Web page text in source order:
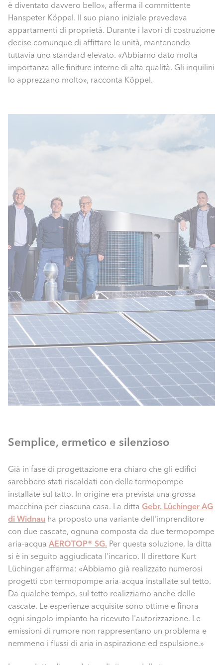
è diventato davvero bello», afferma il committente
Hanspeter Köppel. Il suo piano iniziale prevedeva
appartamenti di proprietà. Durante i lavori di costruzione
decise comunque di affittare le unità, mantenendo
tuttavia uno standard elevato. «Abbiamo dato molta
importanza alle finiture interne di alta qualità. Gli inquilini
lo apprezzano molto», racconta Köppel.
Semplice, ermetico e silenzioso
Già in fase di progettazione era chiaro che gli edifici
sarebbero stati riscaldati con delle termopompe
installate sul tatto. In origine era prevista una grossa
macchina per ciascuna casa. La ditta Gebr. Lüchinger AG
di Widnau ha proposto una variante dell'imprenditore
con due cascate, ognuna composta da due termopompe
aria-acqua AEROTOP® SG. Per questa soluzione, la ditta
si è in seguito aggiudicata l'incarico. Il direttore Kurt
Lüchinger afferma: «Abbiamo già realizzato numerosi
progetti con termopompe aria-acqua installate sul tetto.
Da qualche tempo, sul tetto realizziamo anche delle
cascate. Le esperienze acquisite sono ottime e finora
ogni singolo impianto ha ricevuto l'autorizzazione. Le
emissioni di rumore non rappresentano un problema e
nemmeno i flussi di aria in aspirazione ed espulsione.»